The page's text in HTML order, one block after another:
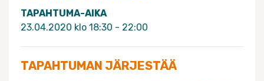
TAPAHTUMA-AIKA
23.04.2020 klo 18:30 - 22:00
TAPAHTUMAN JÄRJESTÄÄ